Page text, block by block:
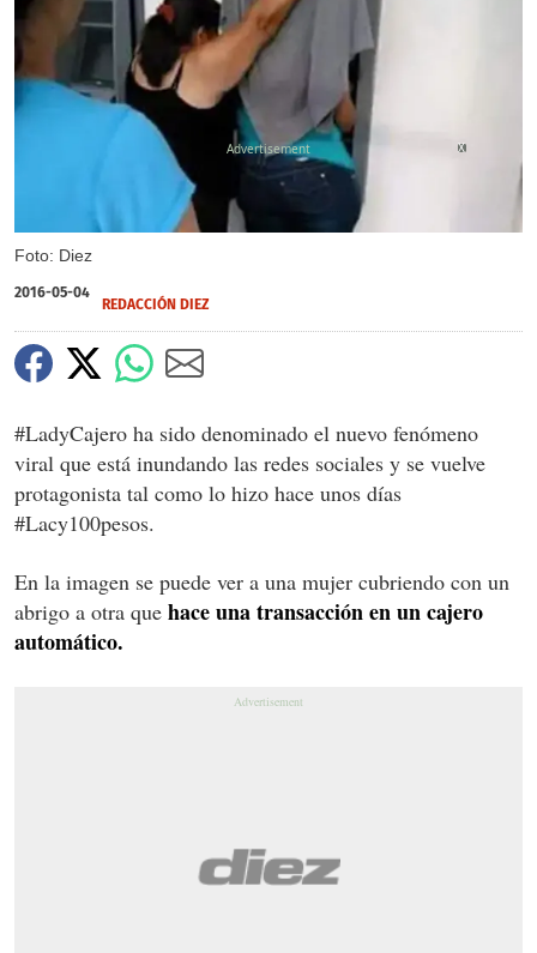
Foto: Diez
X
2016-05-04
REDACCIÓN DIEZ
#LadyCajero ha sido denominado el nuevo fenómeno
viral que está inundando las redes sociales y se vuelve
protagonista tal como lo hizo hace unos días
#Lacy100pesos.
En la imagen se puede ver a una mujer cubriendo con un
abrigo a otra que hace una transacción en un cajero
automático.